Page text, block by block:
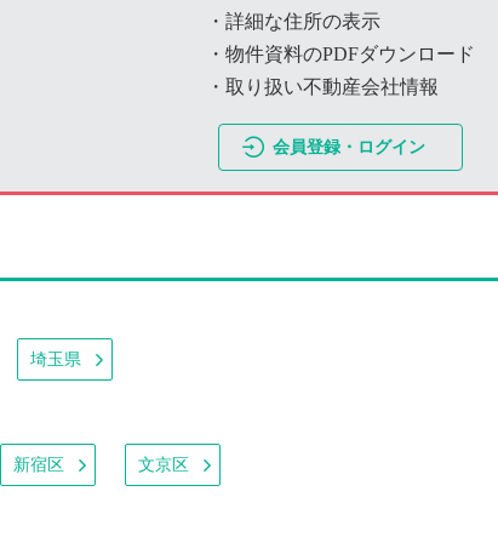
・詳細な住所の表示
・物件資料のPDFダウンロード
・取り扱い不動産会社情報
会員登録・ログイン
埼玉県
新宿区 文京区